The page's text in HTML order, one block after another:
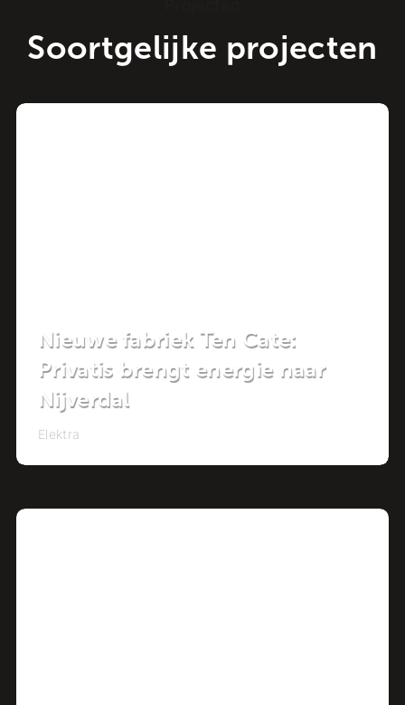
Soortgelijke projecten
Nieuwe fabriek Ten Cate:
Privatis brengt energie naar
Nijverdal
Elektra